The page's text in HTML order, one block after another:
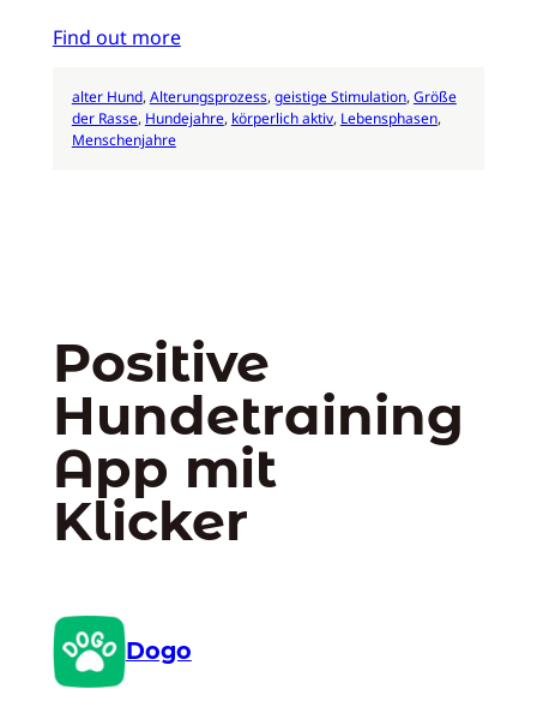
Find out more
alter Hund, Alterungsprozess, geistige Stimulation, Größe
der Rasse, Hundejahre, körperlich aktiv, Lebensphasen
Menschenjahre
Positive
Hundetraining
App mit
Klicker
Dogo